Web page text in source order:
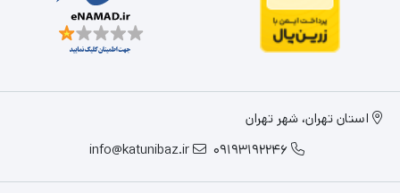
استان تهران، شهر تهران
09193192246
info@katunibaz.ir